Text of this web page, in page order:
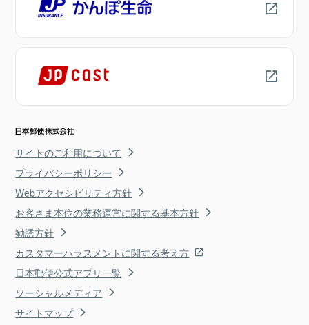
サイトのご利用について
プライバシーポリシー
Webアクセシビリティ方針
お客さま本位の業務運営に関する基本方針
勧誘方針
カスタマーハラスメントに関する考え方
日本郵便公式アプリ一覧
ソーシャルメディア
サイトマップ